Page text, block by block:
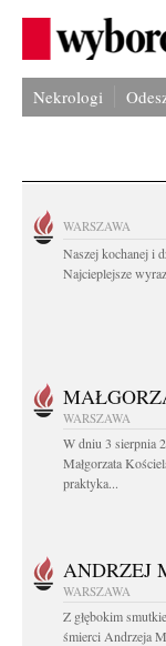
Nekrologi
WARSZAWA
Naszej kochanej i
Najcieplejsze
WARSZAWA
W dniu 3 sierpnia
Małgorzata
praktyka...
ANDRZEJ
WARSZAWA
Z głębokim
śmierci Andrzeja